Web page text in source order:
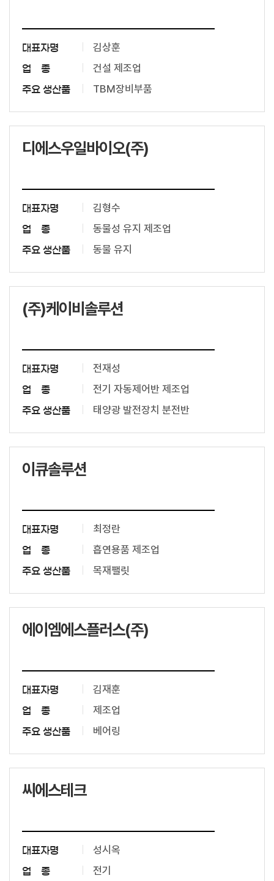
대표자명 김상훈
업 종 건설 제조업
주요 생산품 TBM장비부품
디에스우일바이오(주)
대표자명 김형수
업 종 동물성 유지 제조업
주요 생산품 동물 유지
(주)케이비솔루션
대표자명 전재성
업 종 전기 자동제어반 제조업
주요 생산품 태양광 발전장치 분전반
이큐솔루션
대표자명 최정란
업 종 흡연용품 제조업
주요 생산품 목재팰릿
에이엠에스플러스(주)
대표자명 김재훈
업 종 제조업
주요 생산품 베어링
씨에스테크
대표자명 성시옥
업 종 전기